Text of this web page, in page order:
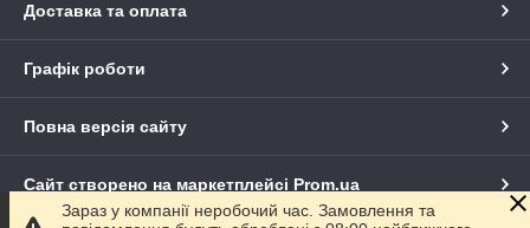
Доставка та оплата
Графік роботи
Повна версія сайту
Сайт створено на маркетплейсі Prom.ua
Зараз у компанії неробочий час. Замовлення та